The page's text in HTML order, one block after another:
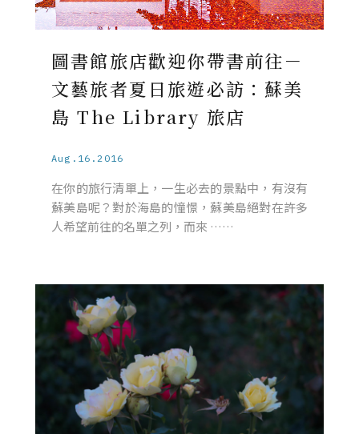
圖書館旅店歡迎你帶書前往－
文藝旅者夏日旅遊必訪：蘇美
島 The Library 旅店
Aug.16.2016
在你的旅行清單上，一生必去的景點中，有沒有
蘇美島呢？對於海島的憧憬，蘇美島絕對在許多
人希望前往的名單之列，而來 ……